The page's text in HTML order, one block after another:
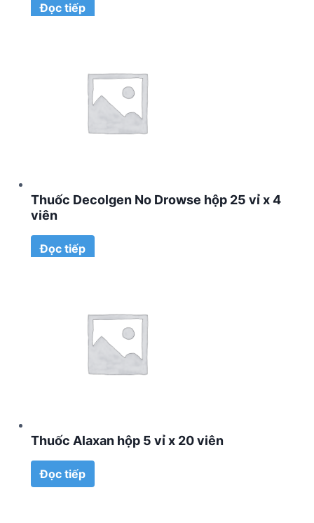
Đọc tiếp
Thuốc Decolgen No Drowse hộp 25 vỉ x 4
viên
Đọc tiếp
Thuốc Alaxan hộp 5 vỉ x 20 viên
Đọc tiếp